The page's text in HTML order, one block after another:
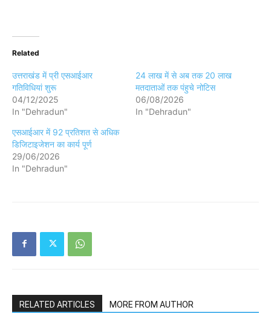
Related
उत्तराखंड में प्री एसआईआर
गतिविधियां शुरू
04/12/2025
In "Dehradun"
24 लाख में से अब तक 20 लाख
मतदाताओं तक पंहुचे नोटिस
06/08/2026
In "Dehradun"
एसआईआर में 92 प्रतिशत से अधिक
डिजिटाइजेशन का कार्य पूर्ण
29/06/2026
In "Dehradun"
RELATED ARTICLES MORE FROM AUTHOR